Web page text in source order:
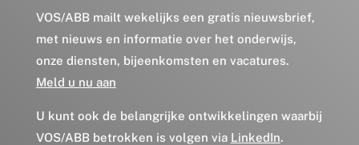
VOS/ABB mailt wekelijks een gratis nieuwsbrief,
met nieuws en informatie over het onderwijs,
onze diensten, bijeenkomsten en vacatures.
Meld u nu aan
U kunt ook de belangrijke ontwikkelingen waarbij
VOS/ABB betrokken is volgen via LinkedIn.